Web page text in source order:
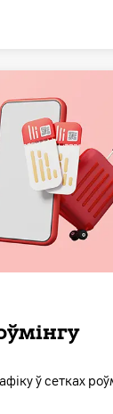
ў сетках